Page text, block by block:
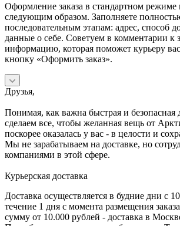
Оформление заказа в стандартном режиме
следующим образом. Заполняете
последовательным этапам: адрес, способ
данные о себе. Советуем в комментарии к
информацию, которая поможет курьеру
кнопку «Оформить заказ».
Друзья,
Понимая, как важна быстрая и безопасная
сделаем все, чтобы желанная вещь от
поскорее оказалась у вас - в целости и
Мы не зарабатываем на доставке, но
компаниями в этой сфере.
Курьерская доставка
Доставка осуществляется в будние дни с
течение 1 дня с момента размещения
сумму от 10.000 рублей - доставка в